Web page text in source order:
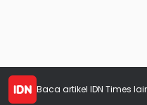
Baca artikel IDN Times